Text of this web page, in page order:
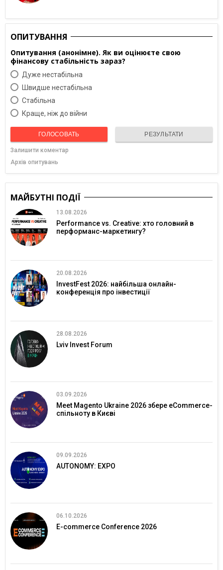
ОПИТУВАННЯ
Опитування (анонімне). Як ви оцінюєте свою
фінансову стабільність зараз?
Дуже нестабільна
Швидше нестабільна
Cтабільна
Краще, ніж до війни
ГОЛОСОВАТЬ РЕЗУЛЬТАТИ
Залишити коментар
Архів опитувань
МАЙБУТНІ ПОДІЇ
13.08.2026
Performance vs. Creative: хто головний в
перформанс-маркетингу?
20.08.2026
InvestFest 2026: найбільша онлайн-
конференція про інвестиції
28.08.2026
Lviv Invest Forum
03.09.2026
Meet Magento Ukraine 2026 збере eCommerce-
спільноту в Києві
09.09.2026
AUTONOMY: EXPO
06.10.2026
E-commerce Conference 2026